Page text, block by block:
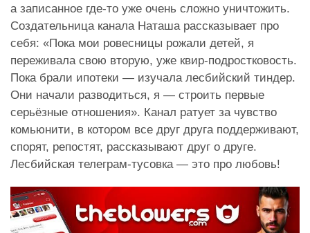
а записанное где-то уже очень сложно уничтожить.
Создательница канала Наташа рассказывает про
себя: «Пока мои ровесницы рожали детей, я
переживала свою вторую, уже квир-подростковость.
Пока брали ипотеки — изучала лесбийский тиндер.
Они начали разводиться, я — строить первые
серьёзные отношения». Канал ратует за чувство
комьюнити, в котором все друг друга поддерживают,
спорят, репостят, рассказывают друг о друге.
Лесбийская телеграм-тусовка — это про любовь!